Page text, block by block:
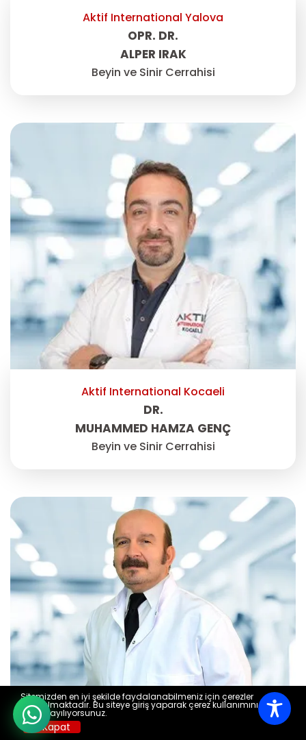
Aktif International Yalova
OPR. DR.
ALPER IRAK
Beyin ve Sinir Cerrahisi
Aktif International Kocaeli
DR.
MUHAMMED HAMZA GENÇ
Beyin ve Sinir Cerrahisi
Sitemizden en iyi şekilde faydalanabilmeniz için çerezler
kullanılmaktadır. Bu siteye giriş yaparak çerez kullanımını kabul
etmiş sayılıyorsunuz.
X Kapat